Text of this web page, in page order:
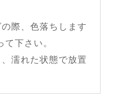
際、色落ちします
下さい。
濡れた状態で放置